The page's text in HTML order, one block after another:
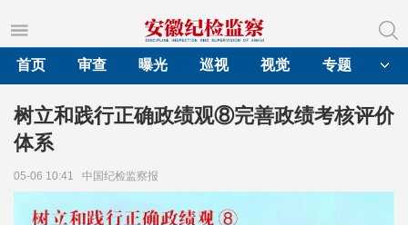
首页
审查 曝光 巡视 视觉 专题
树立和践行正确政绩观⑧完善政绩考核评价
体系
05-06 10:41 中国纪检监察报